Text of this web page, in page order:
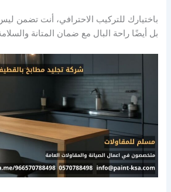
باختيارك للتركيب الاحترافي، أنت تضمن
بل أيضًا راحة البال مع ضمان المتانة